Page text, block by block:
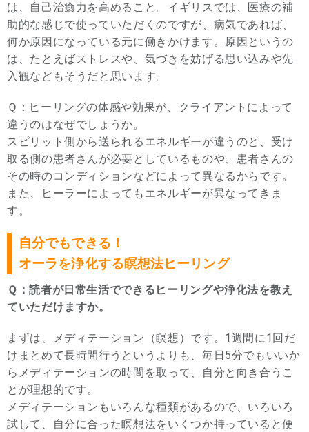
は、自己治癒力を高めること。イギリスでは、医療の補
助的な感じで使っていただくのですが、病気であれば、
何か原因になっている元に働きかけます。原因というの
は、たとえばストレスや、気づきを妨げる思い込みや先
入観などもそうだと思います。
Ｑ：ヒーリングの体感や効果が、クライアントによって
違うのはなぜでしょうか。
スピリット側から送られるエネルギーが違うのと、受け
取る側の患者さんが必要としているものや、患者さんの
その時のコンディションなどによって異なるからです。
また、ヒーラーによってもエネルギーが異なってきま
す。
自分でもできる！
オーラを浄化する瞑想法ヒーリング
Ｑ：読者が日常生活でできるヒーリングや浄化法を教え
ていただけますか。
まずは、メディテーション（瞑想）です。1週間に1回だ
けまとめて長時間行うというよりも、毎日5分でもいいか
らメディテーションの時間を取って、自分と向き合うこ
とが理想的です。
メディテーションもいろんな種類があるので、いろいろ
試して、自分に合った瞑想法をいくつか持っていると便